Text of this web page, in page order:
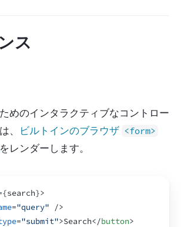
ス
めのインタラクティブなコントロー
、
ビルトインのブラウザ <form>
をレンダーします。
{search}>
="query"
/>
="submit">Search</button>